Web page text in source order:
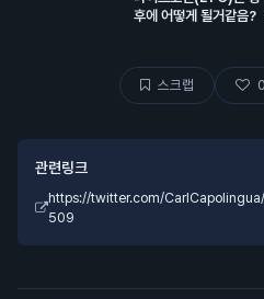
후에 어떻게 될거같음?
스크랩 0
관련링크
https://twitter.com/
509